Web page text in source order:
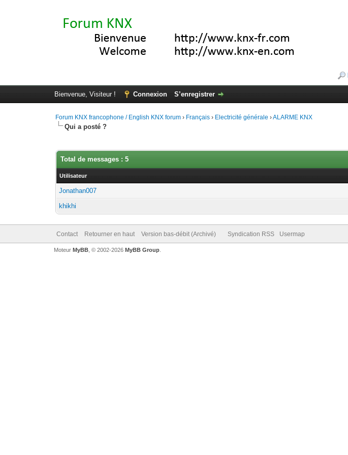
Bienvenue, Visiteur ! Connexion S’enregistrer
Forum KNX francophone / English KNX forum › Français › Electricité générale ›ALARME KNX
Qui a posté ?
Total de messages : 5
Utilisateur
Jonathan007
khikhi
Contact Retourner en haut Version bas-débit (Archivé) Syndication RSS Usermap
Moteur MyBB, © 2002-2026 MyBB Group.